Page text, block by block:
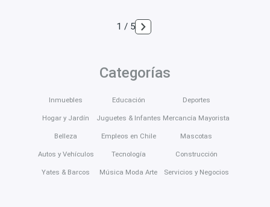
1 / 5
Categorías
Inmuebles
Hogar y Jardín
Belleza
Autos y Vehículos
Yates & Barcos
Educación
Juguetes & Infantes
Empleos en Chile
Tecnología
Música Moda Arte
Deportes
Mercancía Mayorista
Mascotas
Construcción
Servicios y Negocios